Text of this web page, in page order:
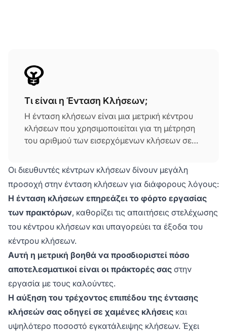
Τι είναι η Ένταση Κλήσεων;
Η ένταση κλήσεων είναι μια μετρική κέντρου
κλήσεων που χρησιμοποιείται για τη μέτρηση
του αριθμού των εισερχόμενων κλήσεων σε
κέντρου κλήσεων συνήθως μετράται σε
διαφορετικά χρονικά διαστήματα – ωριαία,
ημερησίως ή εβδομαδιαία. Πολλά κέντρα
επικοινωνίας κατηγοριοποιούν την ένταση
κλήσεων στον συνολικό αριθμό τηλεφωνικών
κλήσεων που χειρίζεται ένας πράκτορας και
στον συνολικό αριθμό κλήσεων που χειρίζεται
ένα αυτοματοποιημένο σύστημα (π.χ. IVR).
Οι διευθυντές κέντρων κλήσεων δίνουν μεγάλη
προσοχή στην ένταση κλήσεων για διάφορους λόγους:
Η ένταση κλήσεων επηρεάζει το φόρτο εργασίας
των πρακτόρων, καθορίζει τις απαιτήσεις στελέχωσης
του κέντρου κλήσεων και υπαγορεύει τα έξοδα του
κέντρου κλήσεων.
Αυτή η μετρική βοηθά να προσδιοριστεί πόσο
αποτελεσματικοί είναι οι πράκτορές σας στην
εργασία με τους καλούντες.
Η αύξηση του τρέχοντος επιπέδου της έντασης
κλήσεών σας οδηγεί σε χαμένες κλήσεις και
υψηλότερο ποσοστό εγκατάλειψης κλήσεων. Έχει